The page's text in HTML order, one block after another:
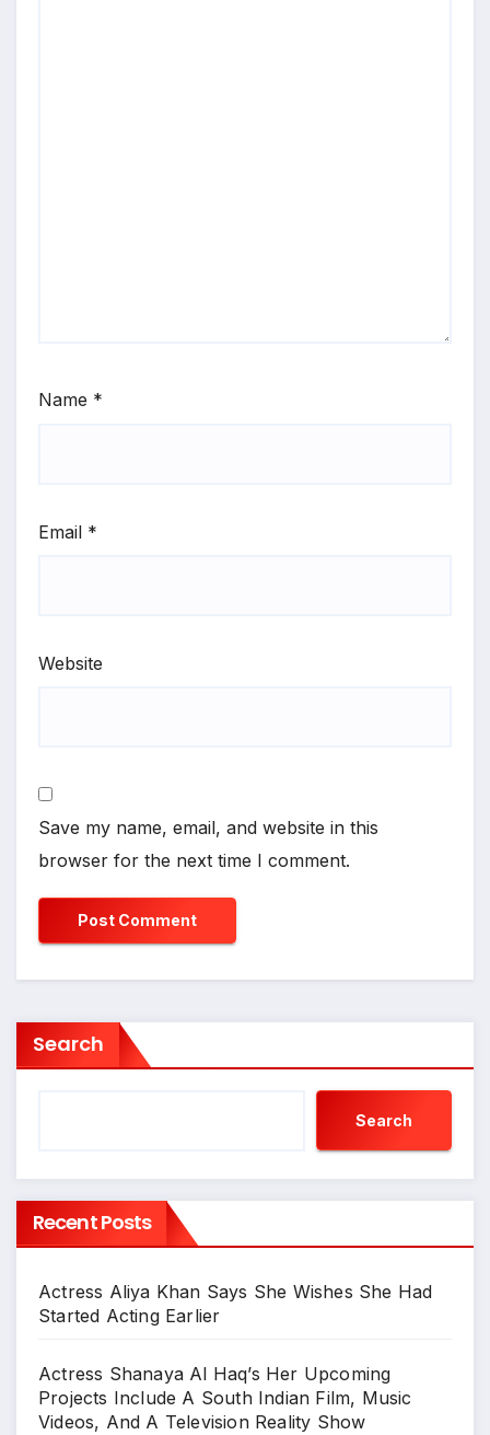
Name *
Email *
Website
Save my name, email, and website in this
browser for the next time I comment.
Search
Search
Recent Posts
Actress Aliya Khan Says She Wishes She Had
Started Acting Earlier
Actress Shanaya Al Haq’s Her Upcoming
Projects Include A South Indian Film, Music
Videos, And A Television Reality Show